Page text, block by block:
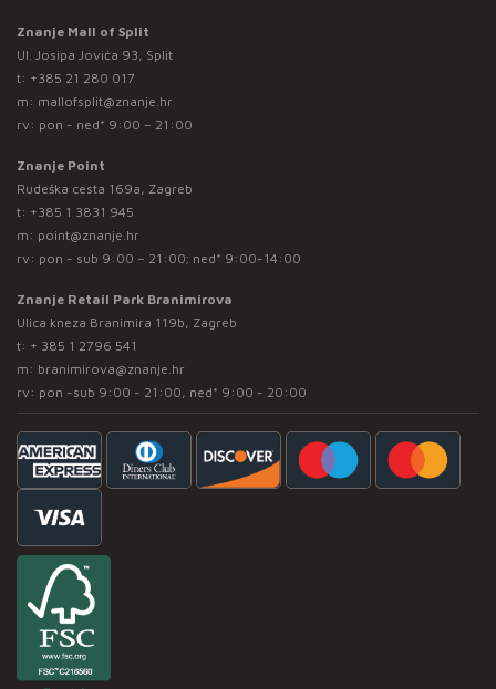
Znanje Mall of Split
Ul. Josipa Jovića 93, Split
t: +385 21 280 017
m: mallofsplit@znanje.hr
rv: pon - ned* 9:00 – 21:00
Znanje Point
Rudeška cesta 169a, Zagreb
t: +385 1 3831 945
m: point@znanje.hr
rv: pon - sub 9:00 – 21:00; ned* 9:00-14:00
Znanje Retail Park Branimirova
Ulica kneza Branimira 119b, Zagreb
t: + 385 1 2796 541
m: branimirova@znanje.hr
rv: pon -sub 9:00 - 21:00, ned* 9:00 - 20:00